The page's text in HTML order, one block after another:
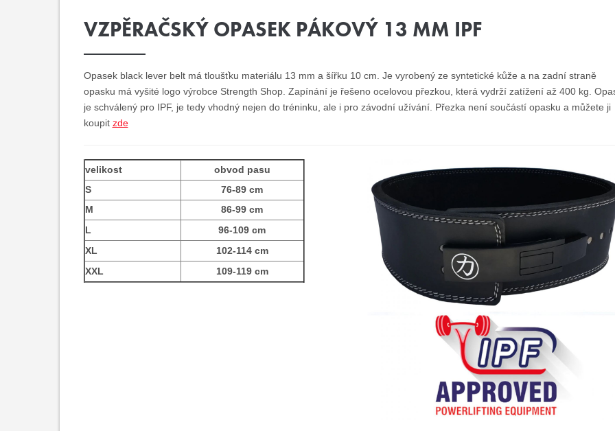
VZPĚRAČSKÝ OPASEK PÁKOVÝ 13 MM IPF
Opasek black lever belt má tloušťku materiálu 13 mm a šířku 10 cm. Je vyrobený ze syntetické kůže a na zadní straně
opasku má vyšité logo výrobce Strength Shop. Zapínání je řešeno ocelovou přezkou, která vydrží zatížení až 400 kg.
je schválený pro IPF, je tedy vhodný nejen do tréninku, ale i pro závodní užívání. Přezka není součástí opasku a můžete ji
koupit zde
velikost
obvod pasu
S
76-89 cm
M
86-99 cm
L
96-109 cm
XL
102-114 cm
XXL
109-119 cm